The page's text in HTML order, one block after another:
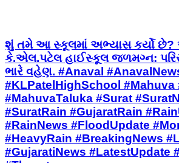
શું તમે આ સ્કૂલમાં અભ્યાસ કર્યો છે?
કે.એલ.પટેલ હાઈસ્કૂલ જળમગ્ન:
ભારે વહેણ. #Anaval
#KLPatelHighSchool #Mahuva
#MahuvaTaluka #Surat
#SuratRain #GujaratRain
#RainNews #FloodUpdate
#HeavyRain #BreakingNews
#GujaratiNews #LatestUpdate